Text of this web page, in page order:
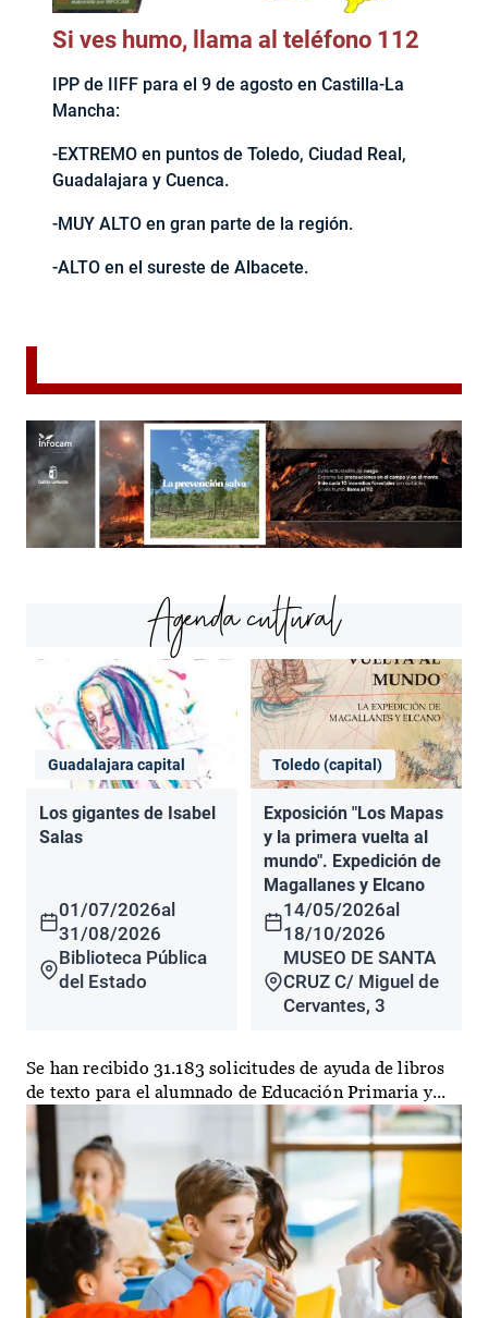
Si ves humo, llama al teléfono 112
IPP de IIFF para el 9 de agosto en Castilla-La
Mancha:
-EXTREMO en puntos de Toledo, Ciudad Real,
Guadalajara y Cuenca.
-MUY ALTO en gran parte de la región.
-ALTO en el sureste de Albacete.
Agenda cultural
Guadalajara capital
Los gigantes de Isabel
Salas
01/07/2026al
31/08/2026
Biblioteca Pública
del Estado
Toledo (capital)
Exposición "Los Mapas
y la primera vuelta al
mundo". Expedición de
Magallanes y Elcano
14/05/2026al
18/10/2026
MUSEO DE SANTA
CRUZ C/ Miguel de
Cervantes, 3
Se han recibido 31.183 solicitudes de ayuda de libros
de texto para el alumnado de Educación Primaria y...